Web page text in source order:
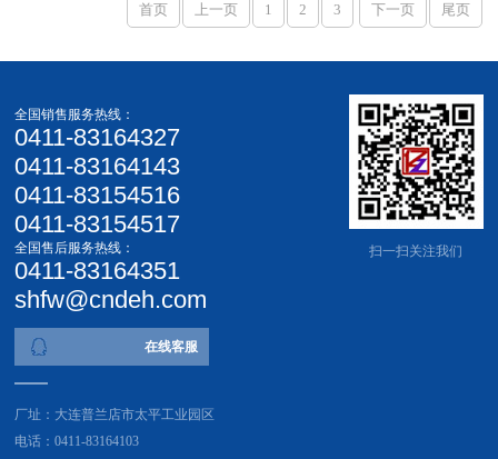
首页 上一页 1 2 3 下一页 尾页
扫一扫关注我们
全国销售服务热线：
0411-83164327
0411-83164143
0411-83154516
0411-83154517
全国售后服务热线：
0411-83164351
shfw@cndeh.com
在线客服
厂址：大连普兰店市太平工业园区
电话：0411-83164103